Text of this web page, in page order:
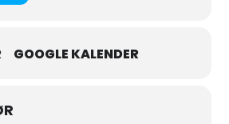
GOOGLE KALENDER